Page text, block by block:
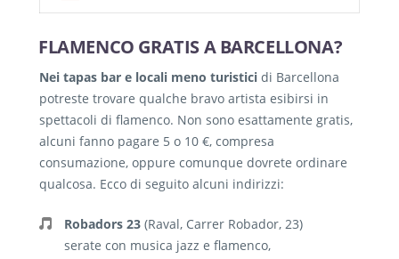
IlPalacio del Flamenco come è facile intuire
era un teatro di Barcellona interamente
dedicato al flamenco. Parlo al passato perché
purtroppo da un po’ di anni ha chiuso i
battenti.
FLAMENCO GRATIS A BARCELLONA?
Nei tapas bar e locali meno turistici di Barcellona
potreste trovare qualche bravo artista esibirsi in
spettacoli di flamenco. Non sono esattamente gratis,
alcuni fanno pagare 5 o 10 €, compresa
consumazione, oppure comunque dovrete ordinare
qualcosa. Ecco di seguito alcuni indirizzi:
Robadors 23 (Raval, Carrer Robador, 23)
serate con musica jazz e flamenco,